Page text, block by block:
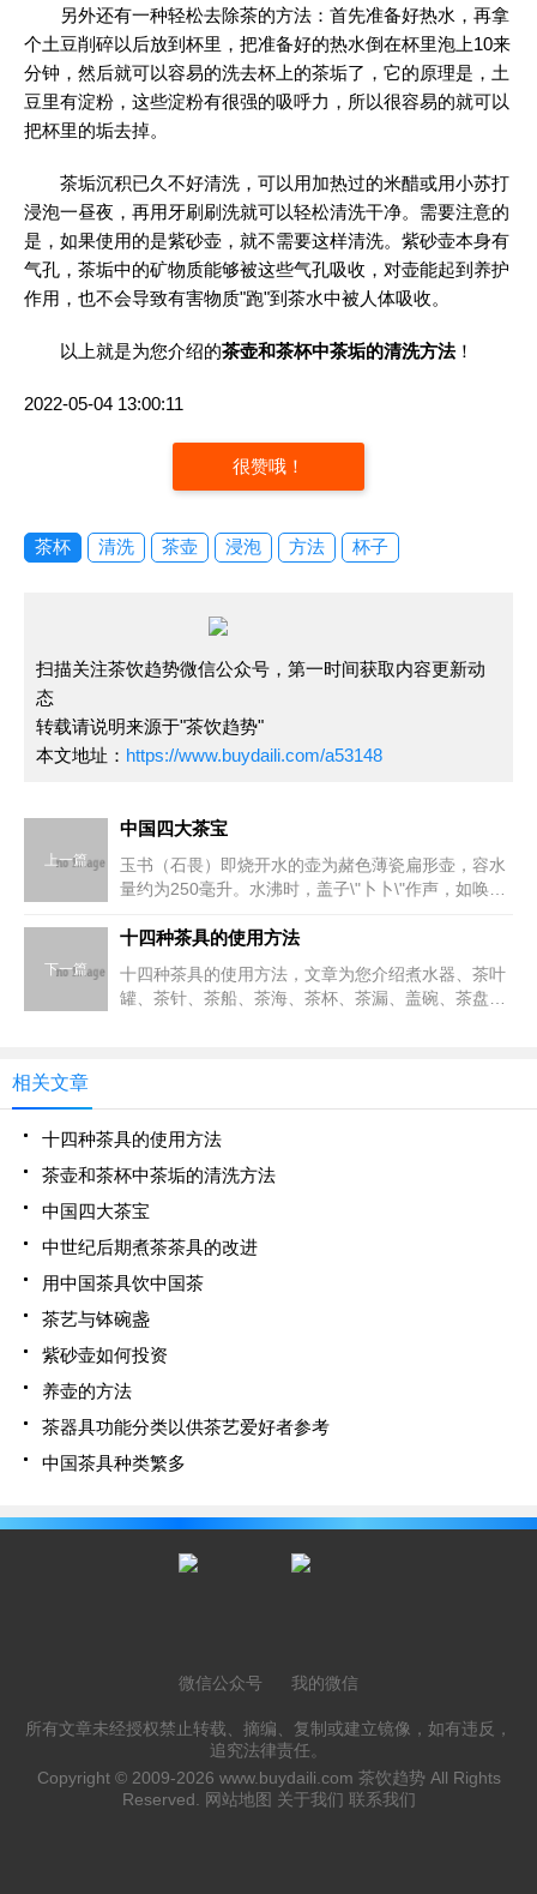
另外还有一种轻松去除茶的方法：首先准备好热水，再拿
个土豆削碎以后放到杯里，把准备好的热水倒在杯里泡上10来
分钟，然后就可以容易的洗去杯上的茶垢了，它的原理是，土
豆里有淀粉，这些淀粉有很强的吸呼力，所以很容易的就可以
把杯里的垢去掉。
茶垢沉积已久不好清洗，可以用加热过的米醋或用小苏打
浸泡一昼夜，再用牙刷刷洗就可以轻松清洗干净。需要注意的
是，如果使用的是紫砂壶，就不需要这样清洗。紫砂壶本身有
气孔，茶垢中的矿物质能够被这些气孔吸收，对壶能起到养护
作用，也不会导致有害物质"跑"到茶水中被人体吸收。
以上就是为您介绍的茶壶和茶杯中茶垢的清洗方法！
2022-05-04 13:00:11
很赞哦！
茶杯 清洗 茶壶 浸泡 方法 杯子
扫描关注茶饮趋势微信公众号，第一时间获取内容更新动
态
转载请说明来源于"茶饮趋势"
本文地址： https://www.buydaili.com/a53148
上一篇
中国四大茶宝
玉书（石畏）即烧开水的壶为赭色薄瓷扁形壶，容水
量约为250毫升。水沸时，盖子\"卜卜\"作声，如唤人
宜兴出的稍大一些的紫砂壶，多作南瓜形或东坡提梁
下一篇
十四种茶具的使用方法
十四种茶具的使用方法，文章为您介绍煮水器、茶叶
罐、茶针、茶船、茶海、茶杯、茶漏、盖碗、茶盘、
相关文章
十四种茶具的使用方法
茶壶和茶杯中茶垢的清洗方法
中国四大茶宝
中世纪后期煮茶茶具的改进
用中国茶具饮中国茶
茶艺与钵碗盏
紫砂壶如何投资
养壶的方法
茶器具功能分类以供茶艺爱好者参考
中国茶具种类繁多
微信公众号 我的微信
所有文章未经授权禁止转载、摘编、复制或建立镜像，如有违反，
追究法律责任。
Copyright © 2009-2026 www.buydaili.com 茶饮趋势 All Rights
Reserved.
网站地图 关于我们 联系我们